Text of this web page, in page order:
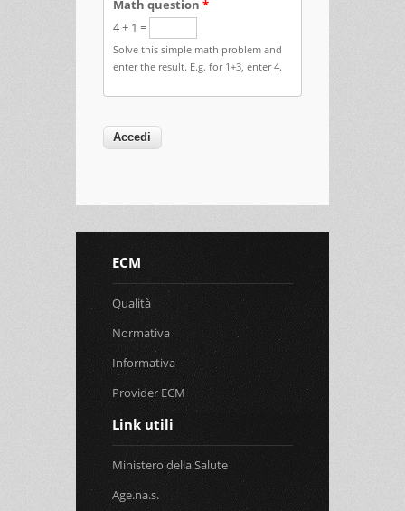
Math question *
4 + 1 =
Solve this simple math problem and
enter the result. E.g. for 1+3, enter 4.
ECM
Qualità
Normativa
Informativa
Provider ECM
Link utili
Ministero della Salute
Age.na.s.